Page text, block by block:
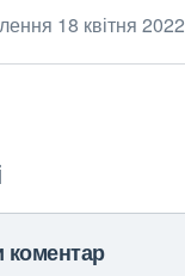
18 квітня 2022